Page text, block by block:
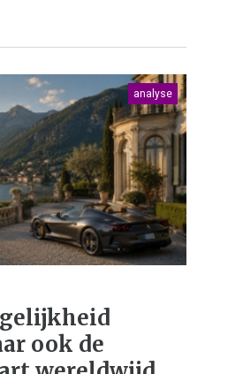
analyse
ook de